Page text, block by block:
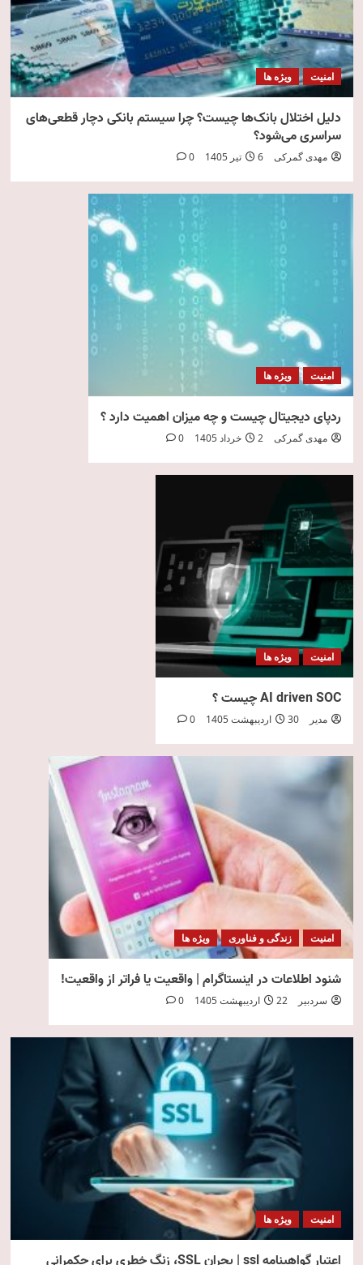
امنیت ویژه ها
دلیل اختلال بانک‌ها چیست؟ چرا سیستم بانکی دچار قطعی‌های
سراسری می‌شود؟
مهدی گمرکی 6 تیر 1405 0
امنیت ویژه ها
ردپای دیجیتال چیست و چه میزان اهمیت دارد ؟
مهدی گمرکی 2 خرداد 1405 0
امنیت ویژه ها
AI driven SOC چیست ؟
مدیر 30 اردیبهشت 1405 0
امنیت زندگی و فناوری ویژه ها
شنود اطلاعات در اینستاگرام | واقعیت یا فراتر از واقعیت!
سردبیر 22 اردیبهشت 1405 0
امنیت ویژه ها